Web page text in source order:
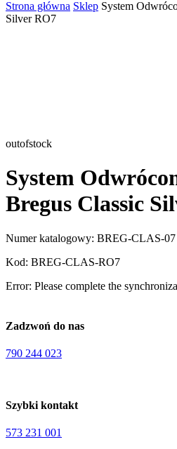
Strona główna Sklep System
Silver RO7
outofstock
System
Bregus Classic
Numer katalogowy: BREG-CLAS-07
Kod: BREG-CLAS-RO7
Error: Please complete the
Zadzwoń do nas
790 244 023
Szybki kontakt
573 231 001